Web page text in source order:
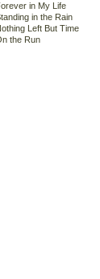
in My Life
in the Rain
Left But Time
the Run